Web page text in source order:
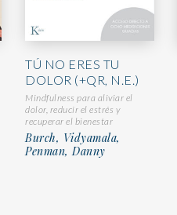
TÚ NO ERES TU
DOLOR (+QR, N.E.)
Mindfulness para aliviar el
dolor, reducir el estrés y
recuperar el bienestar
Burch, Vidyamala,
Penman, Danny